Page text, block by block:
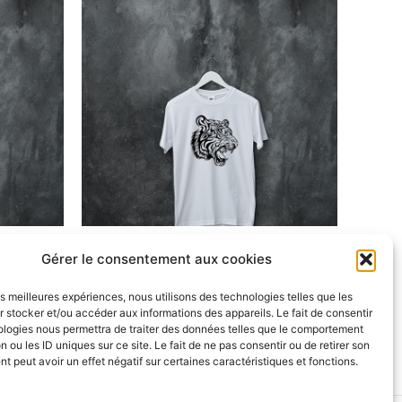
Gérer le consentement aux cookies
meilleures expériences, nous utilisons des technologies telles que les
stocker et/ou accéder aux informations des appareils. Le fait de consentir
nous permettra de traiter des données telles que le comportement
ou les ID uniques sur ce site. Le fait de ne pas consentir ou de retirer son
peut avoir un effet négatif sur certaines caractéristiques et fonctions.
T-Shirt Tigre
Choix des options
produit
plusieurs
variations.
Les
options
peuvent
être
choisies
page
produit